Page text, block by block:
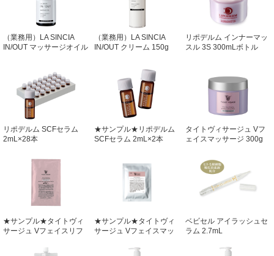
（業務用）LA SINCIA
IN/OUT マッサージオイル
（業務用）LA SINCIA
IN/OUT クリーム 150g
リポデルム インナーマッ
スル 3S 300mLボトル
リポデルム SCFセラム
2mL×28本
★サンプル★リポデルム
SCFセラム 2mL×2本
タイトヴィサージュ Vフ
ェイスマッサージ 300g
★サンプル★タイトヴィ
サージュ Vフェイスリフ
★サンプル★タイトヴィ
サージュ Vフェイスマッ
ベビセル アイラッシュセ
ラム 2.7mL